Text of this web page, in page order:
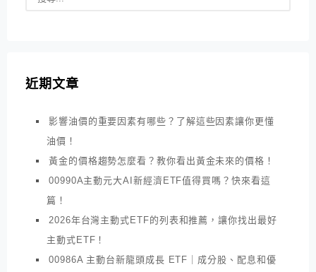
近期文章
影響油價的重要因素有哪些？了解這些因素讓你更懂
油價！
黃金的價格趨勢怎麼看？教你看出黃金未來的價格！
00990A主動元大AI新經濟ETF值得買嗎？快來看這
篇！
2026年台灣主動式ETF的列表和推薦，讓你找出最好
主動式ETF！
00986A 主動台新龍頭成長 ETF｜成分股、配息和優